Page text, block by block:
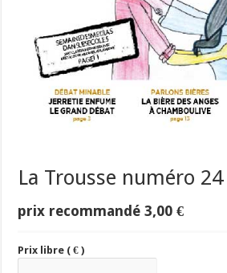
La Trousse numéro 24
prix recommandé3,00€
Prix libre ( € )